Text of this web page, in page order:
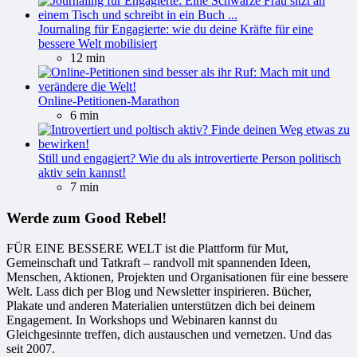
Journaling für Engagierte: wie du deine Kräfte für eine
bessere Welt mobilisiert
12 min
Online-Petitionen-Marathon
6 min
Still und engagiert? Wie du als introvertierte Person politisch
aktiv sein kannst!
7 min
Werde zum Good Rebel!
FÜR EINE BESSERE WELT ist die Plattform für Mut,
Gemeinschaft und Tatkraft – randvoll mit spannenden Ideen,
Menschen, Aktionen, Projekten und Organisationen für eine bessere
Welt. Lass dich per Blog und Newsletter inspirieren. Bücher,
Plakate und anderen Materialien unterstützen dich bei deinem
Engagement. In Workshops und Webinaren kannst du
Gleichgesinnte treffen, dich austauschen und vernetzen. Und das
seit 2007.